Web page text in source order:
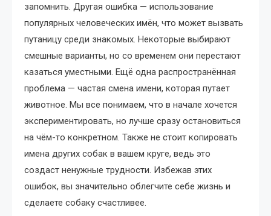
запомнить. Другая ошибка — использование
популярных человеческих имён, что может вызвать
путаницу среди знакомых. Некоторые выбирают
смешные варианты, но со временем они перестают
казаться уместными. Ещё одна распространённая
проблема — частая смена имени, которая путает
животное. Мы все понимаем, что в начале хочется
экспериментировать, но лучше сразу остановиться
на чём-то конкретном. Также не стоит копировать
имена других собак в вашем круге, ведь это
создаст ненужные трудности. Избежав этих
ошибок, вы значительно облегчите себе жизнь и
сделаете собаку счастливее.